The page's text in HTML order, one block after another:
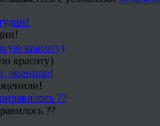
красоту)
??